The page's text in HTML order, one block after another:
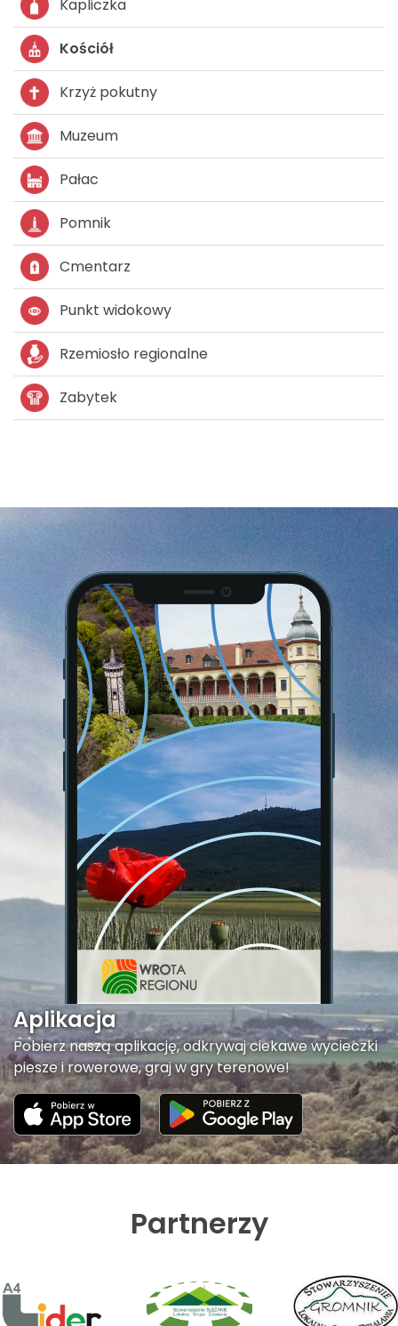
Kapliczka
Kościół
Krzyż pokutny
Muzeum
Pałac
Pomnik
Cmentarz
Punkt widokowy
Rzemiosło regionalne
Zabytek
Aplikacja
Pobierz naszą aplikację, odkrywaj ciekawe wycieczki
piesze i rowerowe, graj w gry terenowe!
Partnerzy